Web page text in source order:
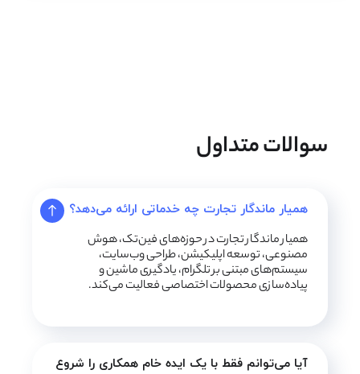
سوالات متداول
همیار ماندگار تجارت چه خدماتی ارائه می‌دهد؟
همیار ماندگار تجارت در حوزه‌های فین‌تک، هوش
مصنوعی، توسعه اپلیکیشن، طراحی وب‌سایت،
سیستم‌های مبتنی بر تلگرام، یادگیری ماشین و
پیاده‌سازی محصولات اختصاصی فعالیت می‌کند.
آیا می‌توانم فقط با یک ایده خام همکاری را شروع